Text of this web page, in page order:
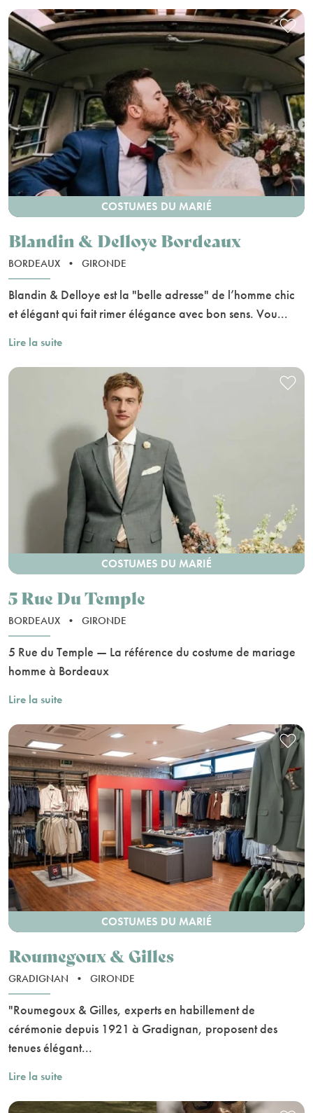
COSTUMES DU MARIÉ
Blandin & Delloye Bordeaux
BORDEAUX • GIRONDE
Blandin & Delloye est la "belle adresse" de l’homme chic
et élégant qui fait rimer élégance avec bon sens. Vou...
Lire la suite
COSTUMES DU MARIÉ
5 Rue Du Temple
BORDEAUX • GIRONDE
5 Rue du Temple — La référence du costume de mariage
homme à Bordeaux
Lire la suite
COSTUMES DU MARIÉ
Roumegoux & Gilles
GRADIGNAN • GIRONDE
"Roumegoux & Gilles, experts en habillement de
cérémonie depuis 1921 à Gradignan, proposent des
tenues élégant...
Lire la suite